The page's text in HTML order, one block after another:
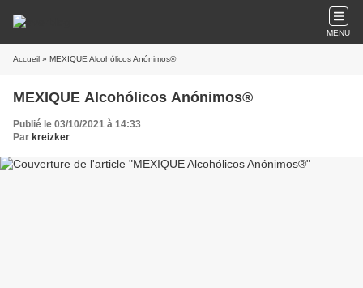
MENU
Accueil » MEXIQUE Alcohólicos Anónimos®
MEXIQUE Alcohólicos Anónimos®
Publié le 03/10/2021 à 14:33
Par kreizker